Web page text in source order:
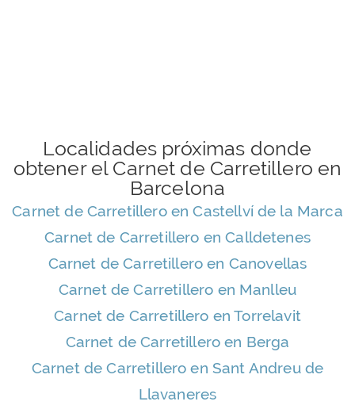
Localidades próximas donde
obtener el Carnet de Carretillero en
Barcelona
Carnet de Carretillero en Castellví de la Marca
Carnet de Carretillero en Calldetenes
Carnet de Carretillero en Canovellas
Carnet de Carretillero en Manlleu
Carnet de Carretillero en Torrelavit
Carnet de Carretillero en Berga
Carnet de Carretillero en Sant Andreu de
Llavaneres